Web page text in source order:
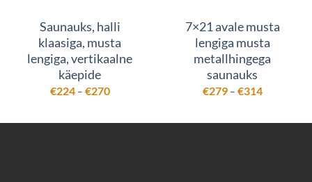
Saunauks, halli
klaasiga, musta
lengiga, vertikaalne
käepide
€224 – €270Hinnavahemik:
€224
7×21 avale musta
lengiga musta
metallhingega
saunauks
€279 – €314
€279